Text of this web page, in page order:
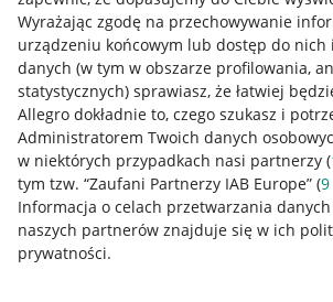
Wyrażając zgodę na przechowywanie
urządzeniu końcowym lub dostęp do
danych (w tym w obszarze profilowania,
statystycznych) sprawiasz, że łatwiej
Allegro dokładnie to, czego szukasz i
Administratorem Twoich danych
w niektórych przypadkach nasi partnerzy (
tym tzw. “Zaufani Partnerzy IAB Europe” (9
Informacja o celach przetwarzania
naszych partnerów znajduje się w ich
prywatności.
Nawigacja
Przydatne informacje
Jak to działa